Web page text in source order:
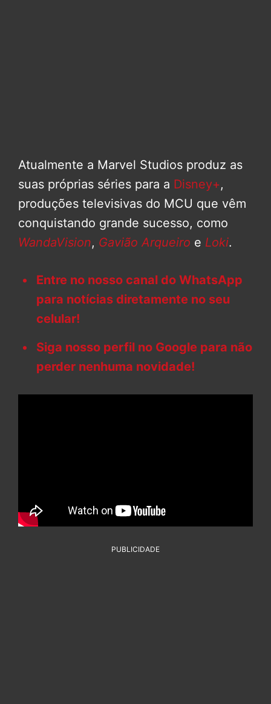
Atualmente a Marvel Studios produz as
suas próprias séries para a Disney+,
produções televisivas do MCU que vêm
conquistando grande sucesso, como
WandaVision, Gavião Arqueiro e Loki.
Entre no nosso canal do WhatsApp
para notícias diretamente no seu
celular!
Siga nosso perfil no Google para não
perder nenhuma novidade!
PUBLICIDADE